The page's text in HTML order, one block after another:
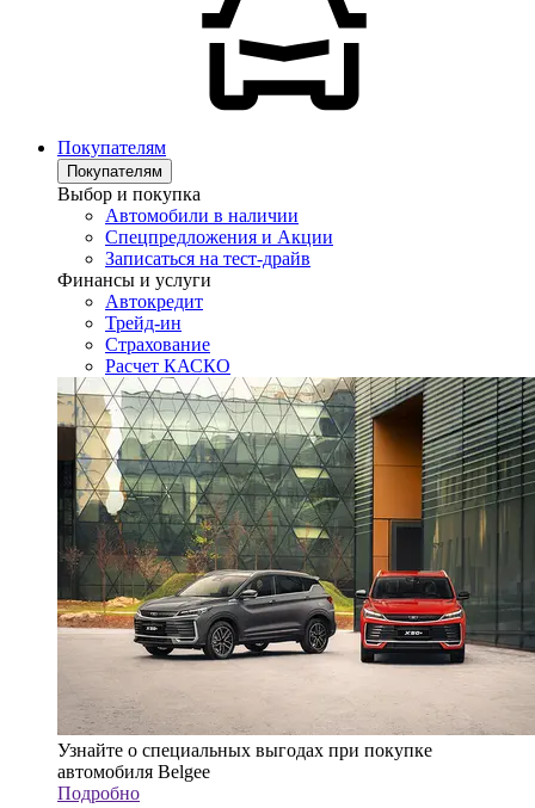
Покупателям
Покупателям
Выбор и покупка
Автомобили в наличии
Спецпредложения и Акции
Записаться на тест-драйв
Финансы и услуги
Автокредит
Трейд-ин
Страхование
Расчет КАСКО
Узнайте о специальных выгодах при покупке
автомобиля Belgee
Подробно